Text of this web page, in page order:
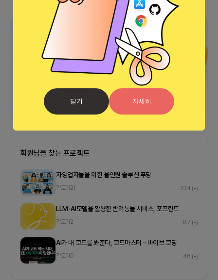
닫기 자세히
회원님을 찾는 프로젝트
자영업자들을 위한 올인원 솔루션 푸딩
팔로워 21 234 (-)
LLM-AI모델을 활용한 반려동물 서비스, 포프린트
팔로워 2 87 (-)
AI가 내 코드를 봐준다, 코드마스터 – 바이브 코딩
팔로워 0 46 (-)